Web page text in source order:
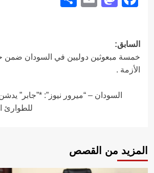
تصفّح
المقالات
السابق:
خمسة مبعوثين دوليين في السودان ضمن
الأزمة .
السودان – “ميرور نيوز”: *”جابر”
للطوارئ
المزيد من القصص